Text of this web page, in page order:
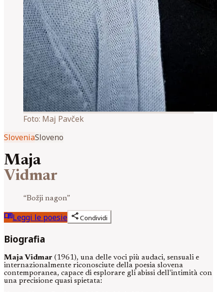
Foto: Maj Pavček
SloveniaSloveno
Maja
Vidmar
“Božji nagon”
menu_bookLeggi le poesie shareCondividi
Biografia
Maja Vidmar (1961), una delle voci più audaci, sensuali e
internazionalmente riconosciute della poesia slovena
contemporanea, capace di esplorare gli abissi dell'intimità con
una precisione quasi spietata: